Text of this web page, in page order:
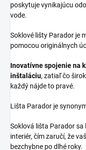
poskytuje vynikajúcu
vode.
Soklové lišty Parador je
pomocou originálnych
Inovatívne spojenie na
inštaláciu, zatiaľ čo
každý nájde to pravé.
Lišta Parador je
Soklová lišta Parador
interiér, čím zaručí, že
bezchybne po dlhé roky.